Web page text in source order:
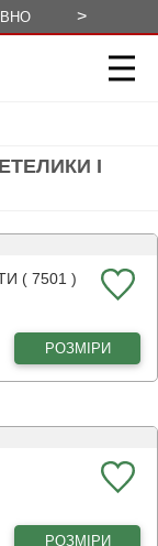
>
І
( 7501 )
РОЗМІРИ
РОЗМІРИ